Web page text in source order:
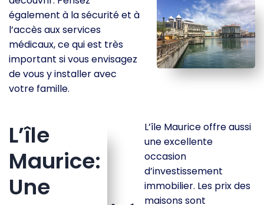
également à la sécurité et à
l’accès aux services
médicaux, ce qui est très
important si vous envisagez
de vous y installer avec
votre famille.
L’île
Maurice:
Une
L’île Maurice offre aussi
une excellente
occasion
d’investissement
immobilier. Les prix des
maisons sont